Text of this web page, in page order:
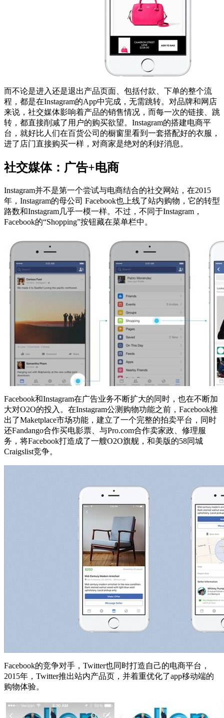
而不论是进入还是退出产品页面、包括付款、下单的整个流
程，都是在Instagram的App中完成，无需跳转。对品牌和网店
来说，社交媒体影响着产品的销售情况，而每一次的链接、跳
转，都直接削减了用户的购买欲望。Instagram的搭建电商平
台，就好比人们在百货公司的橱窗里看到一套搭配好的衣服，
进了店门直接购买一样，对商家是绝对的利好消息。
社交媒体：广告+电商
Instagram并不是第一个尝试与电商结合的社交网站，在2015
年，Instagram的母公司 Facebook也上线了站内购物，它的转型
路数和Instagram几乎一模一样。不过，不同于Instagram，
Facebook的“Shopping”按钮藏在菜单栏中。
Facebook和Instagram在广告业务不断扩大的同时，也在不断加
大对O2O的投入。在Instagram公测购物功能之前，Facebook推
出了Maketplace市场功能，建立了一个完整的拍卖平台，同时
还Fandango合作买电影票、与Pro.com合作卖家政、修理服
务，将Facebook打造成了一艘O2O旗舰，和美版的58同城
Craigslist竞争。
Facebook的竞争对手，Twitter也同时打造自己的电商平台，
2015年，Twitter推出站内产品页，并着重优化了app移动端的
购物体验。